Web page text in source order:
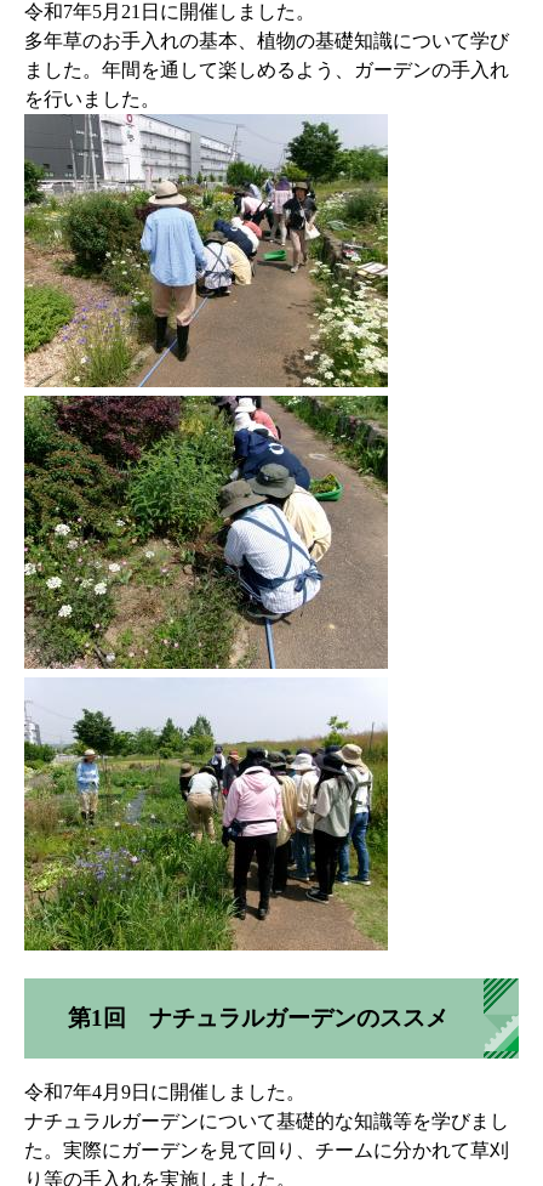
令和7年5月21日に開催しました。
多年草のお手入れの基本、植物の基礎知識について学び
ました。年間を通して楽しめるよう、ガーデンの手入れ
を行いました。
第1回 ナチュラルガーデンのススメ
令和7年4月9日に開催しました。
ナチュラルガーデンについて基礎的な知識等を学びまし
た。実際にガーデンを見て回り、チームに分かれて草刈
り等の手入れを実施しました。